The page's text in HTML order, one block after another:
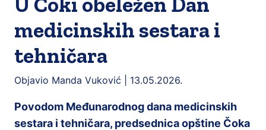
medicinskih sestara i
tehničara
Objavio Manda Vuković | 13.05.2026.
Povodom Međunarodnog dana medicinskih
sestara i tehničara, predsednica opštine Čoka